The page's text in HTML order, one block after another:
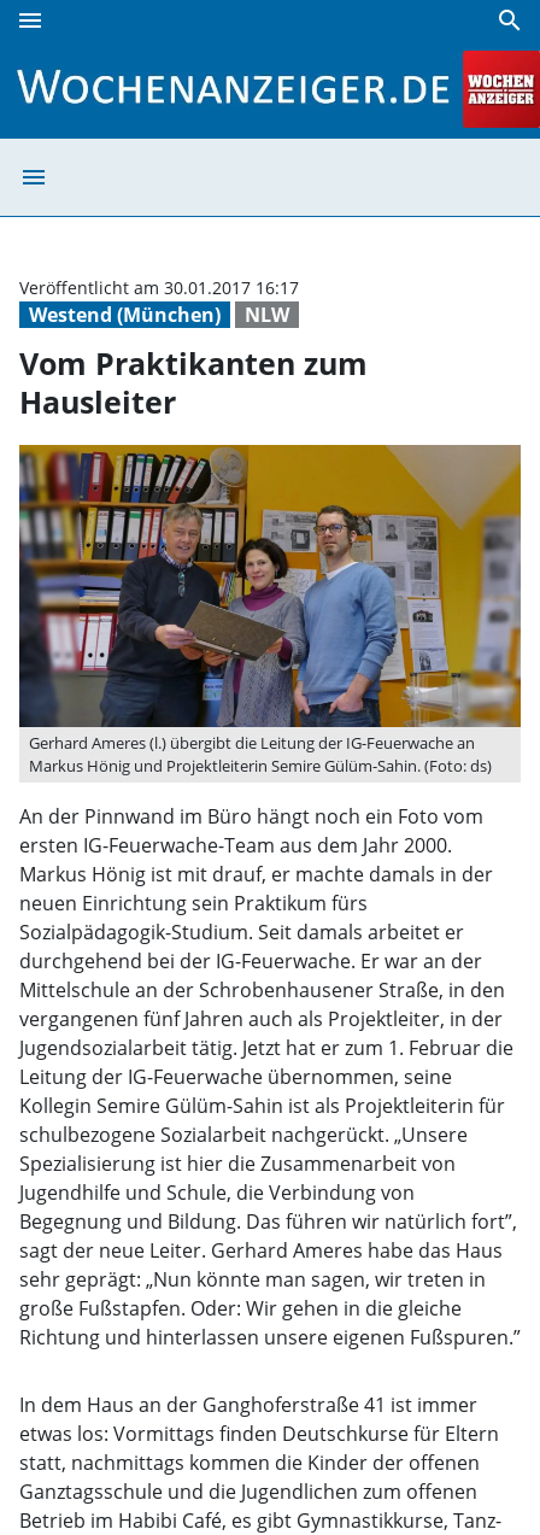
menu search
menu
Westend (München) NLW
Veröffentlicht am 30.01.2017 16:17
Vom Praktikanten zum
Hausleiter
Gerhard Ameres (l.) übergibt die Leitung der IG-Feuerwache an
Markus Hönig und Projektleiterin Semire Gülüm-Sahin. (Foto: ds)
An der Pinnwand im Büro hängt noch ein Foto vom
ersten IG-Feuerwache-Team aus dem Jahr 2000.
Markus Hönig ist mit drauf, er machte damals in der
neuen Einrichtung sein Praktikum fürs
Sozialpädagogik-Studium. Seit damals arbeitet er
durchgehend bei der IG-Feuerwache. Er war an der
Mittelschule an der Schrobenhausener Straße, in den
vergangenen fünf Jahren auch als Projektleiter, in der
Jugendsozialarbeit tätig. Jetzt hat er zum 1. Februar die
Leitung der IG-Feuerwache übernommen, seine
Kollegin Semire Gülüm-Sahin ist als Projektleiterin für
schulbezogene Sozialarbeit nachgerückt. „Unsere
Spezialisierung ist hier die Zusammenarbeit von
Jugendhilfe und Schule, die Verbindung von
Begegnung und Bildung. Das führen wir natürlich fort”,
sagt der neue Leiter. Gerhard Ameres habe das Haus
sehr geprägt: „Nun könnte man sagen, wir treten in
große Fußstapfen. Oder: Wir gehen in die gleiche
Richtung und hinterlassen unsere eigenen Fußspuren.”
In dem Haus an der Ganghoferstraße 41 ist immer
etwas los: Vormittags finden Deutschkurse für Eltern
statt, nachmittags kommen die Kinder der offenen
Ganztagsschule und die Jugendlichen zum offenen
Betrieb im Habibi Café, es gibt Gymnastikkurse, Tanz-